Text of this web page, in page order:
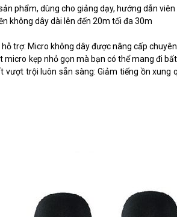
phẩm, dùng cho giảng dạy, hướng dẫn viên
không dây dài lên đến 20m tối đa 30m
trợ: Micro không dây được nâng cấp
kẹp nhỏ gọn mà bạn có thể mang đi
vượt trội luôn sẵn sàng: Giảm tiếng ồn